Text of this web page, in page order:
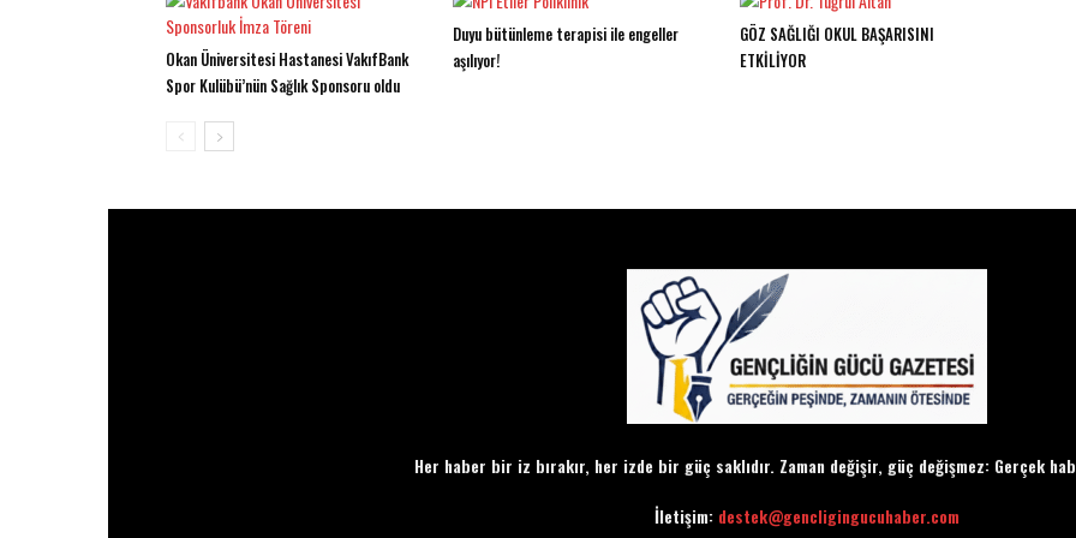
Okan Üniversitesi Hastanesi VakıfBank
Spor Kulübü’nün Sağlık Sponsoru oldu
Duyu bütünleme terapisi ile engeller
aşılıyor!
GÖZ SAĞLIĞI OKUL BAŞARISINI
ETKİLİYOR
Her haber bir iz bırakır, her izde bir güç saklıdır. Zaman değişir, güç değişmez: Gerçek
İletişim: destek@gencligingucuhaber.com